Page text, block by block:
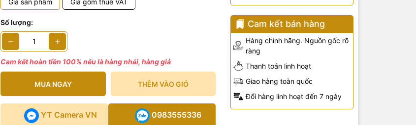
Giá sản phẩm
Giá gồm thuế VAT
Số lượng:
Cam kết hoàn tiền 100% nếu là hàng nhái, hàng giả
MUA NGAY THÊM VÀO GIỎ
YT Camera VN 0983555336
Cam kết bán hàng
Hàng chính hãng. Nguồn gốc rõ
ràng
Thanh toán linh hoạt
Giao hàng toàn quốc
Đổi hàng linh hoạt đến 7 ngày